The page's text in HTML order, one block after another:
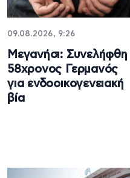
09.08.2026, 9:26
Μεγανήσι: Συνελήφθη
58χρονος Γερμανός
για ενδοοικογενειακή
βία